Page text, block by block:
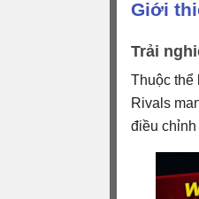
Giới
Trải
Thuộc thể
Rivals
điều chỉnh